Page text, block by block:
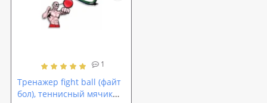
1
Тренажер fight ball (файт
бол), теннисный мячик